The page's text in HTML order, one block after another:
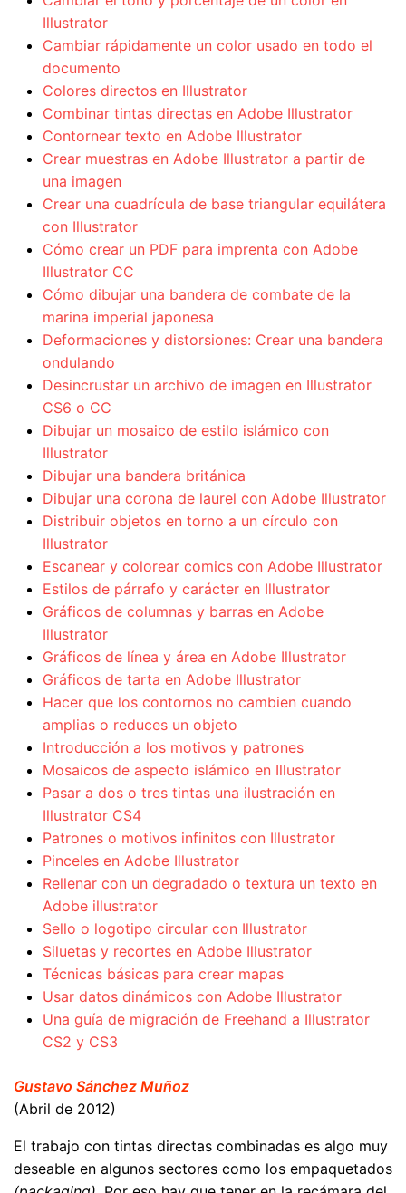
Illustrator
Cambiar rápidamente un color usado en todo el
documento
Colores directos en Illustrator
Combinar tintas directas en Adobe Illustrator
Contornear texto en Adobe Illustrator
Crear muestras en Adobe Illustrator a partir de
una imagen
Crear una cuadrícula de base triangular equilátera
con Illustrator
Cómo crear un PDF para imprenta con Adobe
Illustrator CC
Cómo dibujar una bandera de combate de la
marina imperial japonesa
Deformaciones y distorsiones: Crear una bandera
ondulando
Desincrustar un archivo de imagen en Illustrator
CS6 o CC
Dibujar un mosaico de estilo islámico con
Illustrator
Dibujar una bandera británica
Dibujar una corona de laurel con Adobe Illustrator
Distribuir objetos en torno a un círculo con
Illustrator
Escanear y colorear comics con Adobe Illustrator
Estilos de párrafo y carácter en Illustrator
Gráficos de columnas y barras en Adobe
Illustrator
Gráficos de línea y área en Adobe Illustrator
Gráficos de tarta en Adobe Illustrator
Hacer que los contornos no cambien cuando
amplias o reduces un objeto
Introducción a los motivos y patrones
Mosaicos de aspecto islámico en Illustrator
Pasar a dos o tres tintas una ilustración en
Illustrator CS4
Patrones o motivos infinitos con Illustrator
Pinceles en Adobe Illustrator
Rellenar con un degradado o textura un texto en
Adobe illustrator
Sello o logotipo circular con Illustrator
Siluetas y recortes en Adobe Illustrator
Técnicas básicas para crear mapas
Usar datos dinámicos con Adobe Illustrator
Una guía de migración de Freehand a Illustrator
CS2 y CS3
Gustavo Sánchez Muñoz
(Abril de 2012)
El trabajo con tintas directas combinadas es algo muy
deseable en algunos sectores como los empaquetados